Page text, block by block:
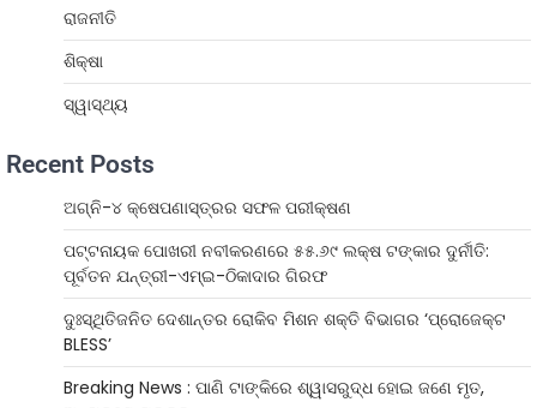
ରାଜନୀତି
ଶିକ୍ଷା
ସ୍ୱାସ୍ଥ୍ୟ
Recent Posts
ଅଗ୍ନି-୪ କ୍ଷେପଣାସ୍ତ୍ରର ସଫଳ ପରୀକ୍ଷଣ
ପଟ୍ଟନାୟକ ପୋଖରୀ ନବୀକରଣରେ ୫୫.୬୯ ଲକ୍ଷ ଟଙ୍କାର ଦୁର୍ନୀତି:
ପୂର୍ବତନ ଯନ୍ତ୍ରୀ-ଏମ୍‌ଇ-ଠିକାଦାର ଗିରଫ
ଦୁଃସ୍ଥିତିଜନିତ ଦେଶାନ୍ତର ରୋକିବ ମିଶନ ଶକ୍ତି ବିଭାଗର ‘ପ୍ରୋଜେକ୍ଟ
BLESS’
Breaking News : ପାଣି ଟାଙ୍କିରେ ଶ୍ୱାସରୁଦ୍ଧ ହୋଇ ଜଣେ ମୃତ,